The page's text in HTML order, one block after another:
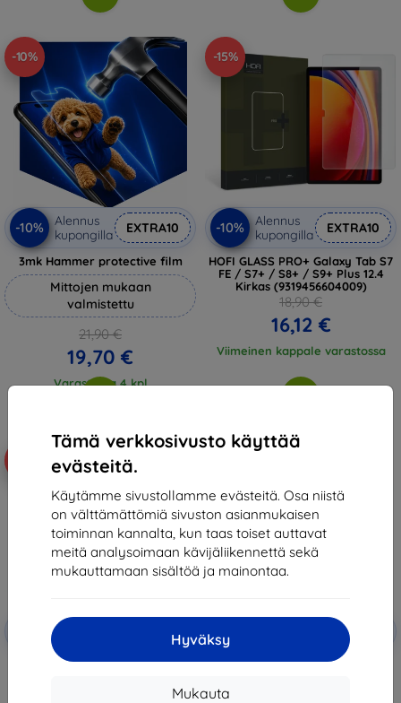
Tämä verkkosivusto käyttää
evästeitä.
Käytämme sivustollamme evästeitä. Osa niistä
on välttämättömiä sivuston asianmukaisen
toiminnan kannalta, kun taas toiset auttavat
meitä analysoimaan kävijäliikennettä sekä
mukauttamaan sisältöä ja mainontaa.
Hyväksy
Mukauta
-10%
-10%
Alennus
kupongilla
EXTRA10
3mk Hammer protective film
Mittojen mukaan
valmistettu
21,90 €
19,70 €
Varastossa 4 kpl
-15%
-10%
Alennus
kupongilla
EXTRA10
HOFI GLASS PRO+ Galaxy Tab S7
FE / S7+ / S8+ / S9+ Plus 12.4
Kirkas (9319456604009)
18,90 €
16,12 €
Viimeinen kappale varastossa
Alennus
3MK PaperFeeling Samsung
EXTRA10
3MK FlexibleGlass Samsung